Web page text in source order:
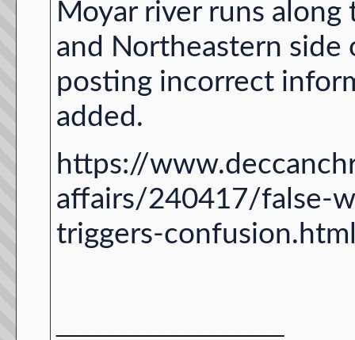
Moyar river runs
and Northeastern side
posting incorrect
added.
https://
affairs/240417/false-
triggers-